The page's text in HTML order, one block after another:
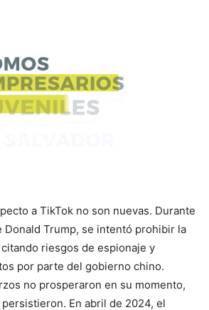
a TikTok no son nuevas. Durante
Donald Trump, se intentó prohibir la
riesgos de espionaje y
por parte del gobierno chino.
no prosperaron en su momento,
En abril de 2024, el